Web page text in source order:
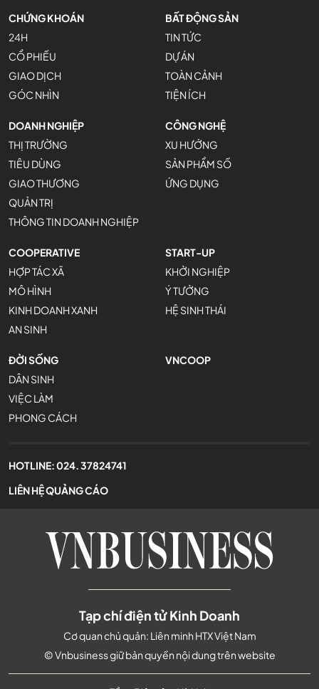
CHỨNG KHOÁN
24H
CỔ PHIẾU
GIAO DỊCH
GÓC NHÌN
BẤT ĐỘNG SẢN
TIN TỨC
DỰ ÁN
TOÀN CẢNH
TIỆN ÍCH
DOANH NGHIỆP
THỊ TRƯỜNG
TIÊU DÙNG
GIAO THƯƠNG
QUẢN TRỊ
THÔNG TIN DOANH NGHIỆP
CÔNG NGHỆ
XU HƯỚNG
SẢN PHẨM SỐ
ỨNG DỤNG
COOPERATIVE
HỢP TÁC XÃ
MÔ HÌNH
KINH DOANH XANH
AN SINH
START-UP
KHỞI NGHIỆP
Ý TƯỞNG
HỆ SINH THÁI
ĐỜI SỐNG
DÂN SINH
VIỆC LÀM
PHONG CÁCH
VNCOOP
HOTLINE:024. 37824741
LIÊN HỆ QUẢNG CÁO
Tạp chí điện tử Kinh Doanh
Cơ quan chủ quản: Liên minh HTX Việt Nam
© Vnbusiness giữ bản quyền nội dung trên website